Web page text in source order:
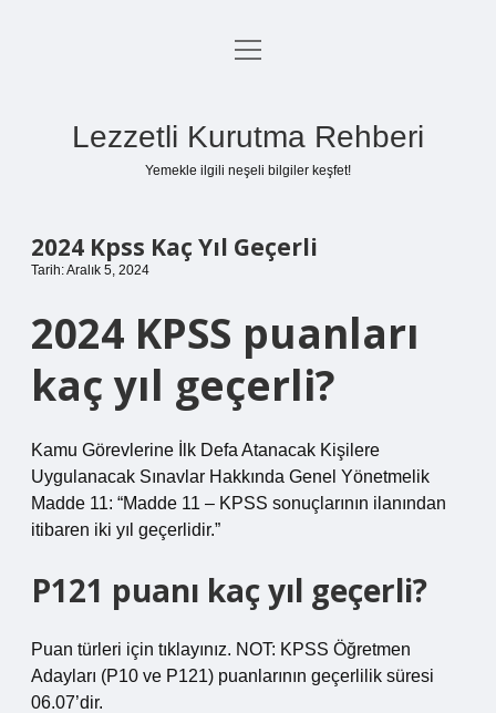
Anasayfa
menüyü
Lezzetli Kurutma Rehberi
Yemekle ilgili neşeli bilgiler keşfet!
2024 Kpss Kaç Yıl Geçerli
Tarih: Aralık 5, 2024
2024 KPSS puanları
kaç yıl geçerli?
Kamu Görevlerine İlk Defa Atanacak Kişilere
Uygulanacak Sınavlar Hakkında Genel Yönetmelik
Madde 11: “Madde 11 – KPSS sonuçlarının ilanından
itibaren iki yıl geçerlidir.”
P121 puanı kaç yıl geçerli?
Puan türleri için tıklayınız. NOT: KPSS Öğretmen
Adayları (P10 ve P121) puanlarının geçerlilik süresi
06.07’dir.